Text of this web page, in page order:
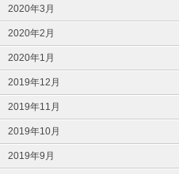
2020年3月
2020年2月
2020年1月
2019年12月
2019年11月
2019年10月
2019年9月